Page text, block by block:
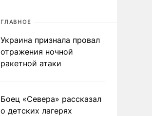
ГЛАВНОЕ
Украина признала провал
отражения ночной
ракетной атаки
Боец «Севера» рассказал
о детских лагерях